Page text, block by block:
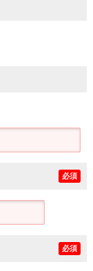
必須
必須